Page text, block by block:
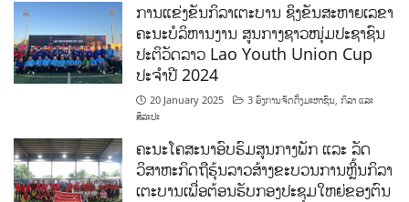
ການແຂ່ງຂັນກິລາເຕະບານ ຊິງຂັນສະຫາຍເລຂາ
ຄະນະບໍລິຫານງານ ສູນກາງຊາວໜຸ່ມປະຊາຊົນ
ປະຕິວັດລາວ Lao Youth Union Cup
ປະຈຳປີ 2024
20 January 2025 3 ອົງການຈັດຕັ້ງມະຫາຊົນ,ກິລາ ແລະ
ສິລະປະ
ຄະນະໂຄສະນາອົບຮົມສູນກາງພັກ ແລະ ລັດ
ວິສາຫະກິດຖືຮຸ້ນລາວສ້າງຂະບວນການຫຼີ້ນກິລາ
ເຕະບານເພື່ອຕ້ອນຮັບກອງປະຊຸມໃຫຍ່ຂອງຕົນ